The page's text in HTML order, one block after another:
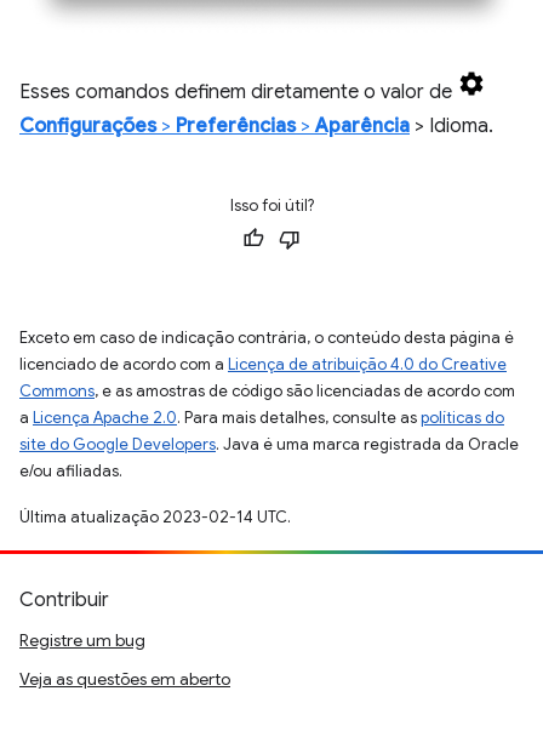
Esses comandos definem diretamente o valor de
Configurações> Preferências>Aparência > Idioma.
Isso foi útil?
Exceto em caso de indicação contrária, o conteúdo desta página é
licenciado de acordo com a Licença de atribuição 4.0 do Creative
Commons, e as amostras de código são licenciadas de acordo com
a Licença Apache 2.0. Para mais detalhes, consulte aspolíticas do
site do Google Developers. Java é uma marca registrada da Oracle
e/ou afiliadas.
Última atualização 2023-02-14 UTC.
Contribuir
Registre um bug
Veja as questões em aberto